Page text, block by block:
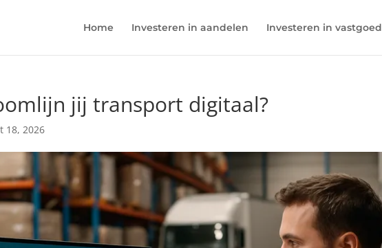
Home Investeren in aandelen Investeren in vastgoed
jij transport digitaal?
18, 2026